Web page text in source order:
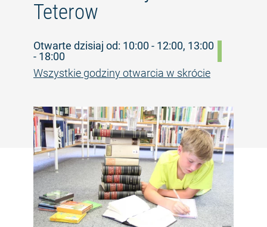
Teterow
Otwarte dzisiaj od: 10:00 - 12:00, 13:00
- 18:00
Wszystkie godziny otwarcia w skrócie